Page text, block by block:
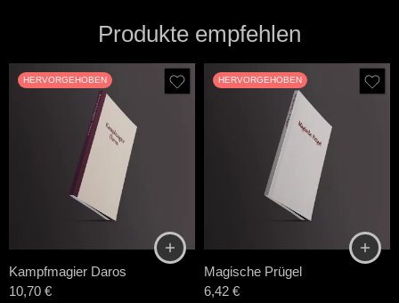
Produkte empfehlen
HERVORGEHOBEN
Kampfmagier Daros
10,70 €
HERVORGEHOBEN
Magische Prügel
6,42 €